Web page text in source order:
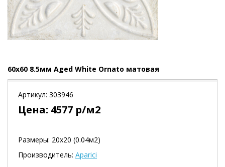
60x60 8.5мм Aged White Ornato матовая
Артикул: 303946
Цена: 4577 р/м2
Размеры: 20х20 (0.04м2)
Производитель: Aparici